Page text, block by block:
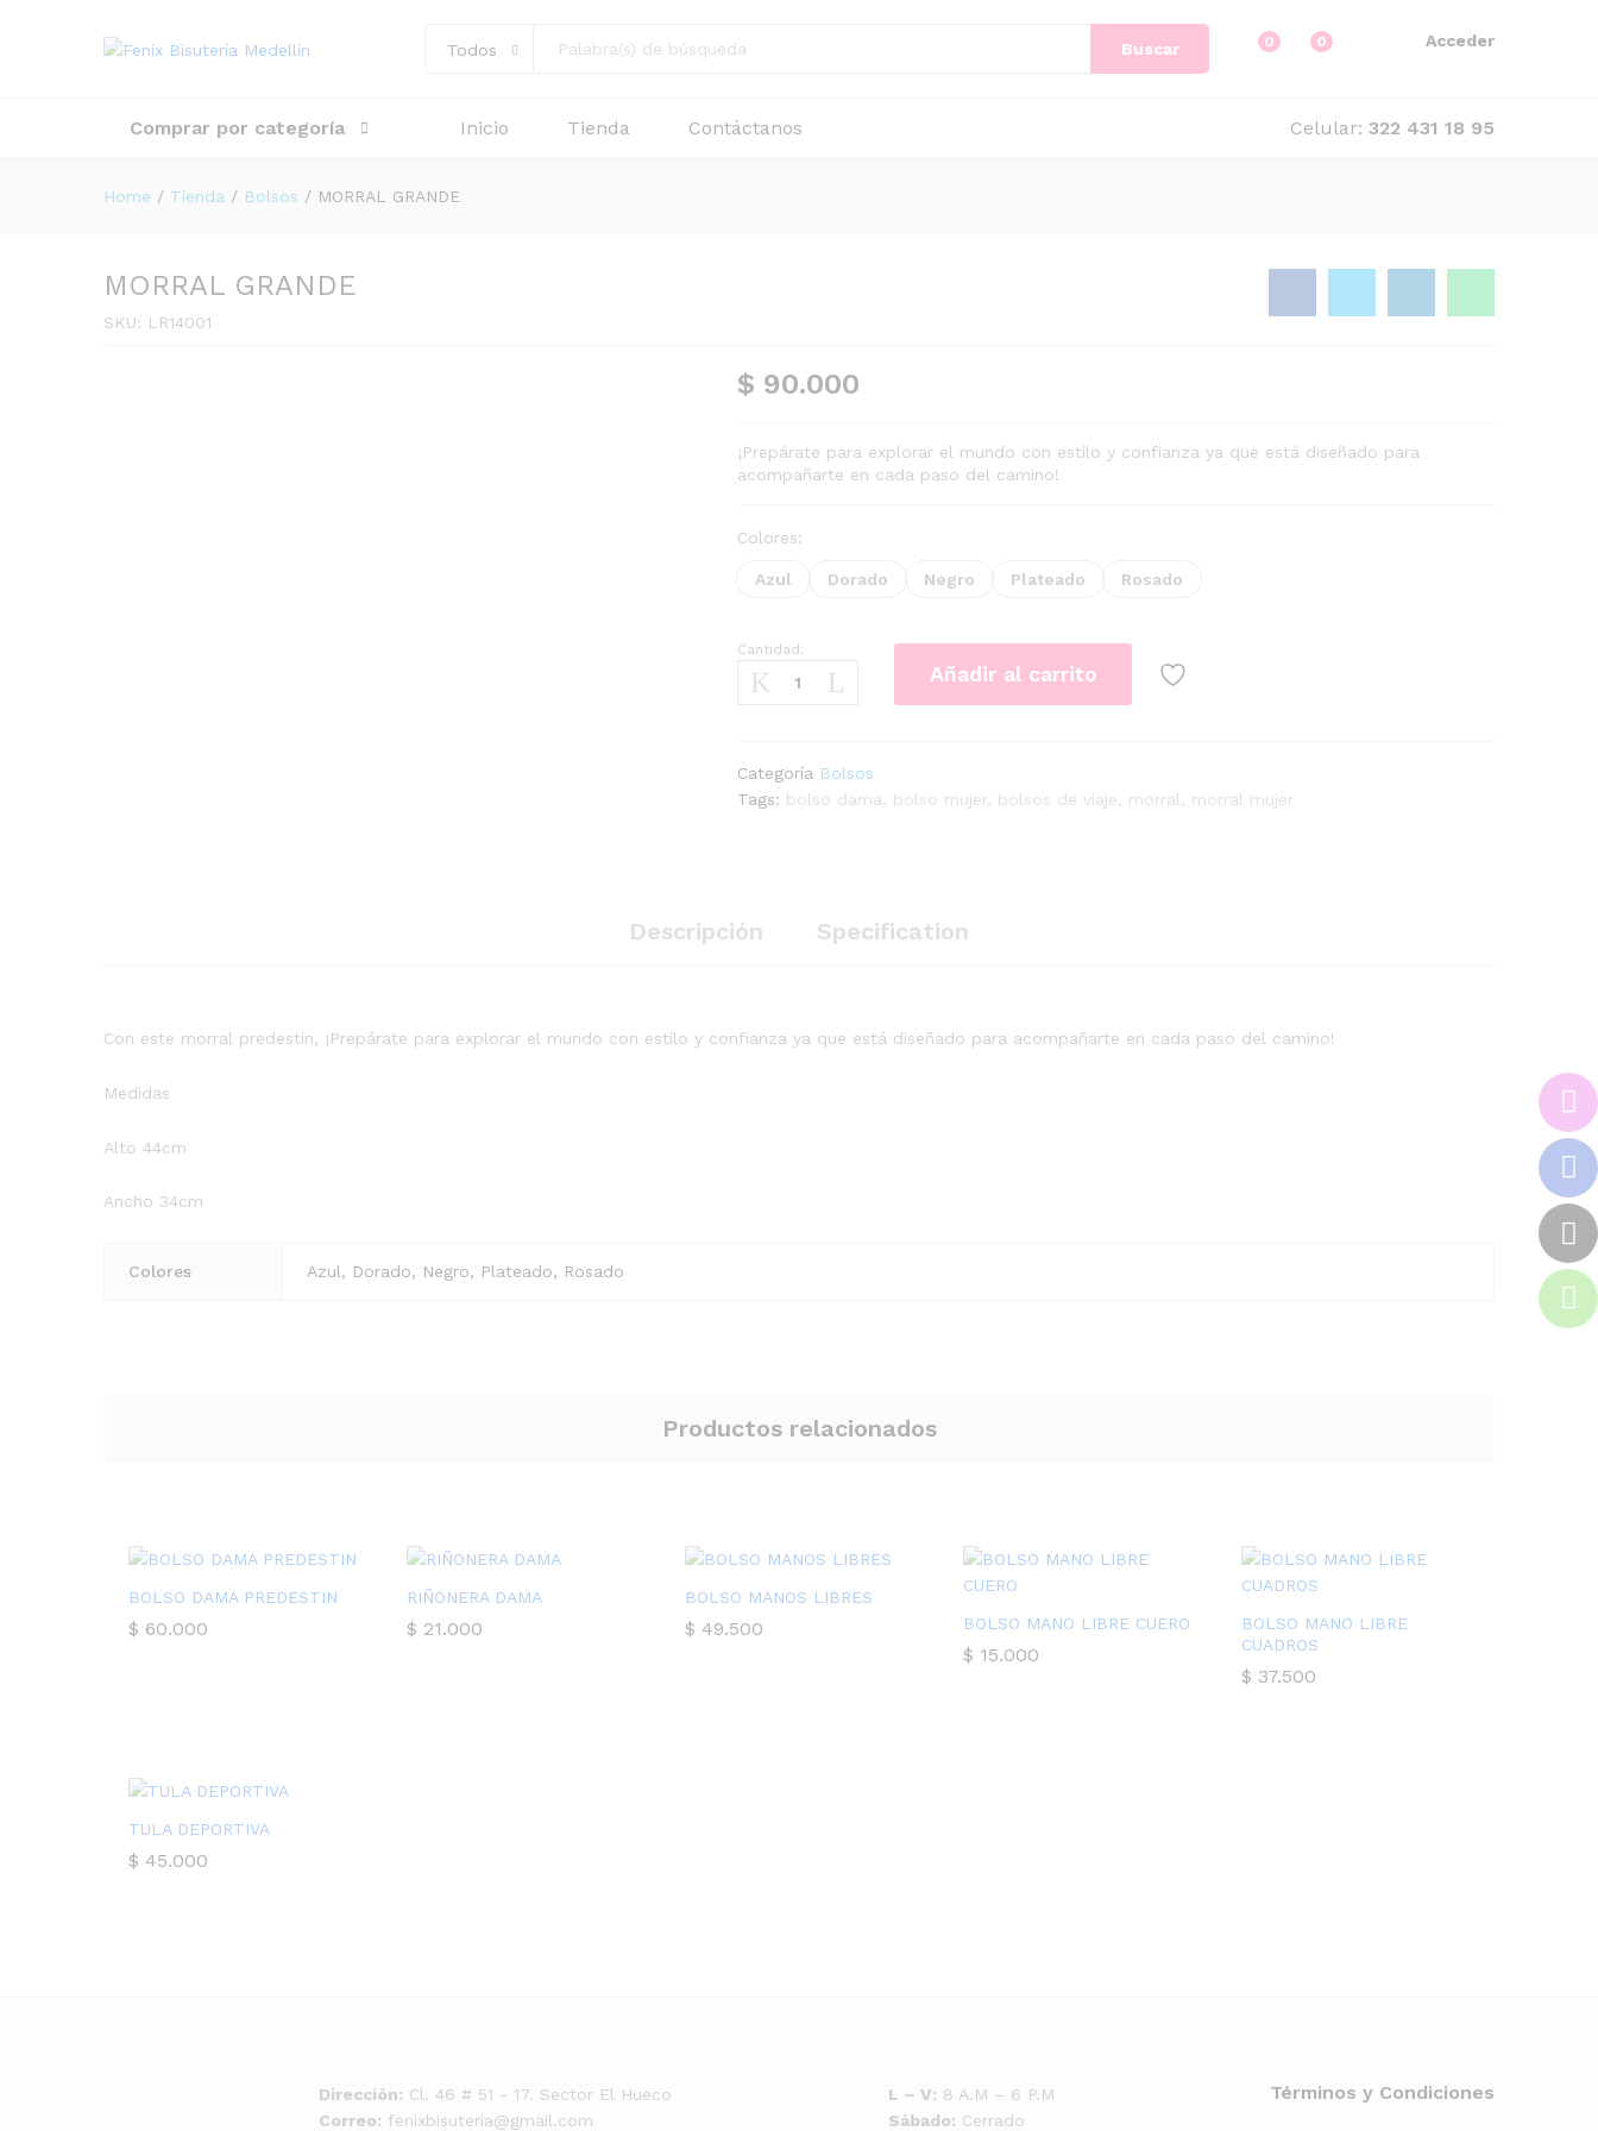
Todos Buscar 0 0 Acceder
Comprar por categoría Inicio Tienda Contáctanos Celular: 322 431 18 95
Home / Tienda / Bolsos / MORRAL GRANDE
MORRAL GRANDE
SKU: LR14001
$ 90.000
¡Prepárate para explorar el mundo con estilo y confianza ya que está diseñado para
acompañarte en cada paso del camino!
Colores:
Azul Dorado Negro Plateado Rosado
MORRAL
GRANDE
Cantidad:
Añadir al carrito
Categoría Bolsos
Tags: bolso dama bolso mujer, bolsos de viaje morral morral mujer
Descripción Specification
Con este morral predestin, ¡Prepárate para explorar el mundo con estilo y confianza ya que está diseñado para acompañarte en cada paso del camino!
Medidas
Alto 44cm
Ancho 34cm
Colores Azul, Dorado, Negro, Plateado, Rosado
Productos relacionados
BOLSO DAMA PREDESTIN
$ 60.000
RIÑONERA DAMA
$ 21.000
BOLSO MANOS LIBRES
$ 49.500 BOLSO MANO LIBRE CUERO
$ 15.000
BOLSO MANO LIBRE
CUADROS
$ 37.500
TULA DEPORTIVA
$ 45.000
Dirección: Cl. 46 # 51 - 17. Sector El Hueco
Correo: fenixbisuteria@gmail.com
L – V: 8 A.M – 6 P.M
Sábado: Cerrado
Términos y Condiciones